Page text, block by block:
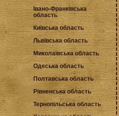
Івано-Франківська
область
Київська область
Львівська область
Миколаївська область
Одеська область
Полтавська область
Рівненська область
Тернопільська область